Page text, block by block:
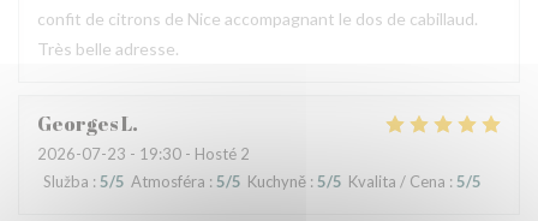
confit de citrons de Nice accompagnant le dos de cabillaud.
Très belle adresse.
GeorgesL
2026-07-23 - 19:30 - Hosté 2
Služba : 5/5 Atmosféra : 5/5 Kuchyně : 5/5 Kvalita / Cena : 5/5